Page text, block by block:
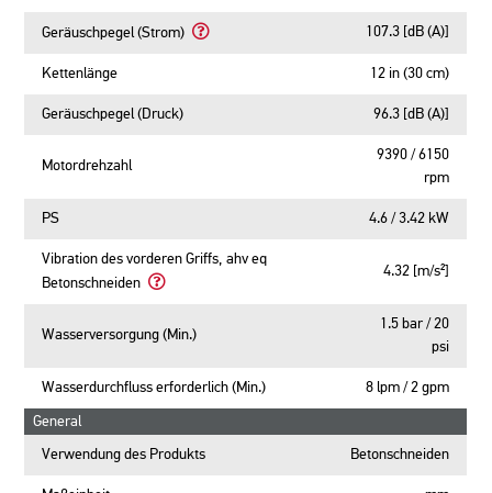
Geräuschpegel (Strom) 107.3 [dB (A)]
Kettenlänge 12 in (30 cm)
Geräuschpegel (Druck) 96.3 [dB (A)]
Motordrehzahl
9390 / 6150
rpm
PS 4.6 / 3.42 kW
Vibration des vorderen Griffs, ahv eq
Betonschneiden
About
des
eq
4.32 [m/s²]
Wasserversorgung (Min.)
1.5 bar / 20
psi
Wasserdurchfluss erforderlich (Min.) 8 lpm / 2 gpm
General
Verwendung des Produkts Betonschneiden